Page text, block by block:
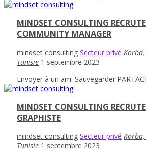
MINDSET CONSULTING RECRUTE
COMMUNITY MANAGER
mindset consulting Secteur privé
Tunisie 1 septembre 2023
Envoyer à un ami Sauvegarder
MINDSET CONSULTING RECRUTE
GRAPHISTE
mindset consulting Secteur privé
Tunisie 1 septembre 2023